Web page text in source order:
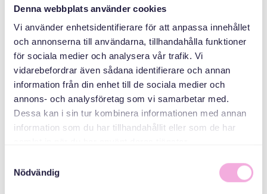
Denna webbplats använder cookies
Vi använder enhetsidentifierare för att anpassa innehållet
och annonserna till användarna, tillhandahålla funktioner
för sociala medier och analysera vår trafik. Vi
vidarebefordrar även sådana identifierare och annan
information från din enhet till de sociala medier och
annons- och analysföretag som vi samarbetar med.
Dessa kan i sin tur kombinera informationen med annan
information som du har tillhandahållit eller som de har
Nödvändig
KATEGORIER
Tre generationer
ARRANGÖR